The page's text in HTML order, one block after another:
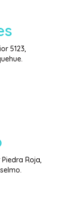
5123,
Roja,